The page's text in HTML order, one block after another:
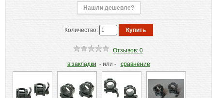
Нашли дешевле?
Количество:
Отзывов: 0
в закладки - или - сравнение